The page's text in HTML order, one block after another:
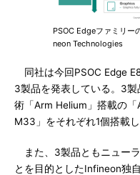
PSOC Edgeファミリー
neon Technologies
同社は今回PSOC Edge
3製品を発表している。3
術「Arm Helium」搭載の
M33」をそれぞれ1個搭載し
また、3製品ともニュー
とを目的としたInfineon独